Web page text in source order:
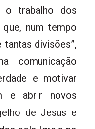
o trabalho dos
num tempo
tantas divisões”,
comunicação
e motivar
e abrir novos
de Jesus e